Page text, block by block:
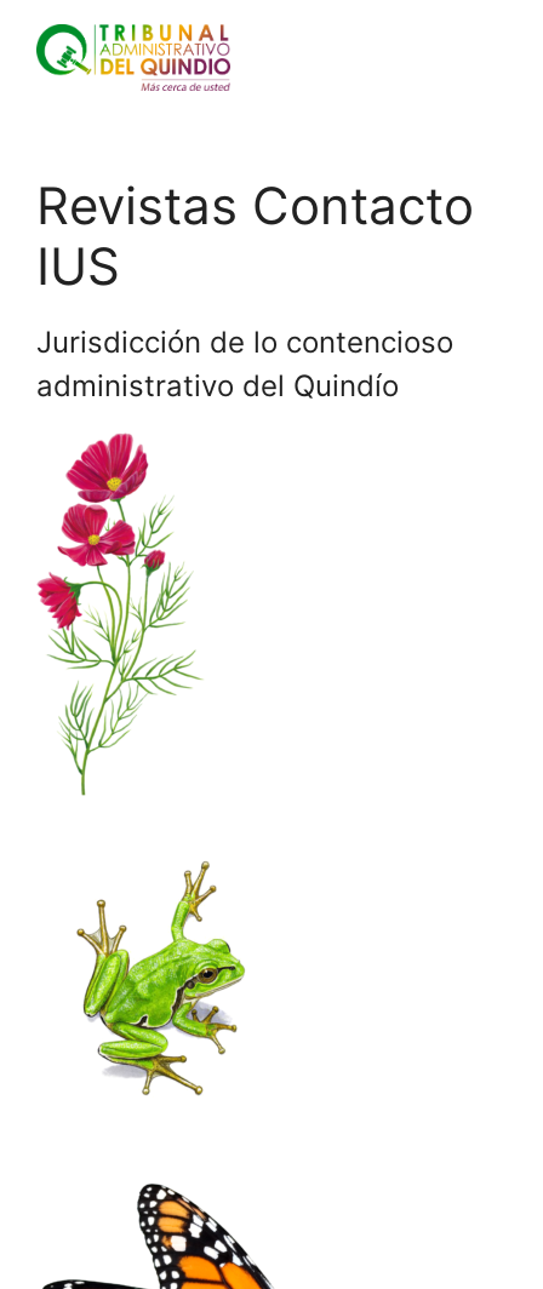
contenido
Revistas Contacto
IUS
Jurisdicción de lo contencioso
administrativo del Quindío